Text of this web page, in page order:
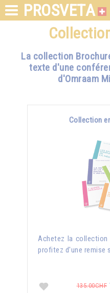
PROSVETA
La collection
texte d'une
d'Omraam
Collection
Achetez la
profitez d'une remise
135.00CHF